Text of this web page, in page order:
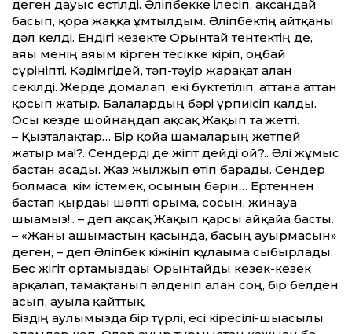
деген дауыс естілді. Әліпбекке ілесіп, ақсаңдай
басып, қора жаққа ұмтылдым. Әліпбектің айтқаны
дәл келді. Ендігі кезекте Орынтай тентектің де,
аяғы менің аяғым кірген тесікке кіріп, оңбай
сүрініпті. Кәдімгідей, тәп-тәуір жарақат алған
секілді. Жерде домалап, екі бүктетіліп, аттанға аттан
қосып жатыр. Балалардың бәрі үрпиісіп қалды.
Осы кезде шойнаңдап ақсақ Жақып та жетті.
– Қызталақтар… Бір қойға шамаларың жетпей
жатыр ма!?. Сендерді де жігіт дейді ғой?.. Әлі жұмыс
бастан асады. Жаз жылжып өтіп барады. Сендер
болмаса, кім істемек, осының бәрін… Ертеңнен
бастап қырдағы шөпті орымға, сосын, жинауға
шығамыз!.. – деп ақсақ Жақып қарсы айқайға басты.
– «Жаны ашымастың қасында, басың ауырмасын»
деген, – деп Әліпбек кіжініп құлағыма сыбырлады.
Бес жігіт ортамыздағы Орынтайды кезек-кезек
арқалап, тамақтанып әлденіп алған соң, бір белден
асып, ауылға қайттық.
Біздің аулымызда бір түрлі, есі кіресілі-шығасылы